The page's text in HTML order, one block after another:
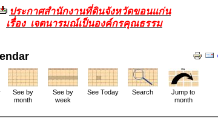
ประกาศสำนักงานที่ดินจังหวัดขอนแก่น
เรื่อง เจตนารมณ์เป็นองค์กรคุณธรรม
See by
month
See by
week
See Today Search
Jump to
month